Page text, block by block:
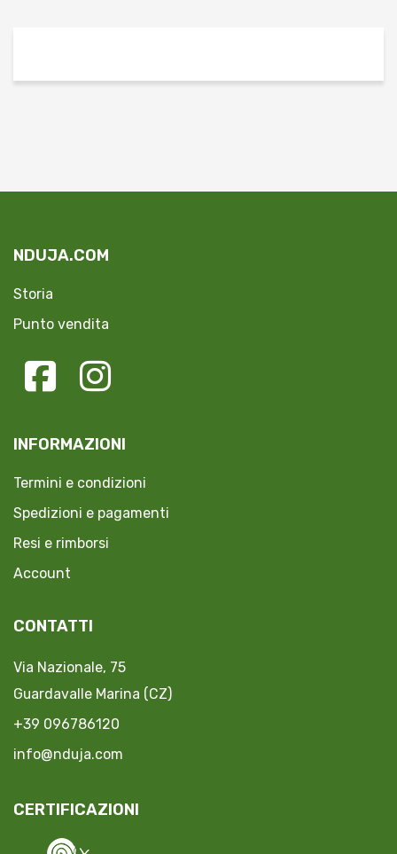
NDUJA.COM
Storia
Punto vendita
INFORMAZIONI
Termini e condizioni
Spedizioni e pagamenti
Resi e rimborsi
Account
CONTATTI
Via Nazionale, 75
Guardavalle Marina (CZ)
+39 096786120
info@nduja.com
CERTIFICAZIONI